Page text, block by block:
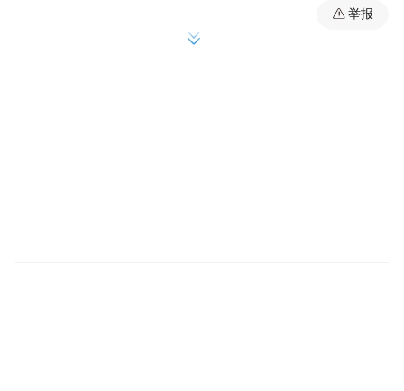
警、应急处置及社区防控经验，并就跨境联
防联控、疫情信息互通、基层防控难点等议
举报